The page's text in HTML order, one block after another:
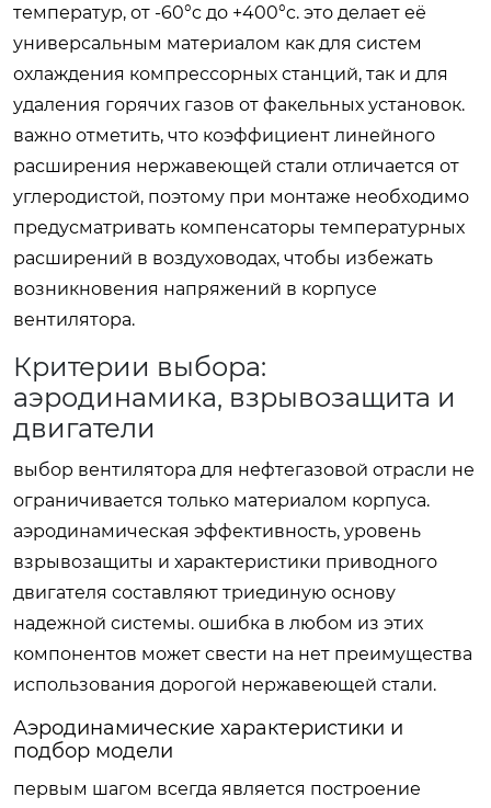
температур, от -60°c до +400°c. это делает её
универсальным материалом как для систем
охлаждения компрессорных станций, так и для
удаления горячих газов от факельных установок.
важно отметить, что коэффициент линейного
расширения нержавеющей стали отличается от
углеродистой, поэтому при монтаже необходимо
предусматривать компенсаторы температурных
расширений в воздуховодах, чтобы избежать
возникновения напряжений в корпусе
вентилятора.
Критерии выбора:
аэродинамика, взрывозащита и
двигатели
выбор вентилятора для нефтегазовой отрасли не
ограничивается только материалом корпуса.
аэродинамическая эффективность, уровень
взрывозащиты и характеристики приводного
двигателя составляют триединую основу
надежной системы. ошибка в любом из этих
компонентов может свести на нет преимущества
использования дорогой нержавеющей стали.
Аэродинамические характеристики и
подбор модели
первым шагом всегда является построение